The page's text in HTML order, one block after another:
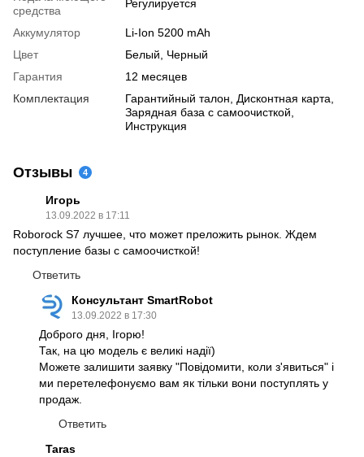
средства
Регулируется
Аккумулятор
Li-Ion 5200 mAh
Цвет
Белый, Черный
Гарантия
12 месяцев
Комплектация
Гарантийный талон, Дисконтная карта,
Зарядная база с самоочисткой,
Инструкция
Отзывы 4
Игорь
13.09.2022 в 17:11
Roborock S7 лучшее, что может преложить рынок. Ждем
поступление базы с самоочисткой!
Ответить
Консультант SmartRobot
13.09.2022 в 17:30
Доброго дня, Ігорю!
Так, на цю модель є великі надії)
Можете залишити заявку "Повідомити, коли з'явиться" і
ми перетелефонуємо вам як тільки вони поступлять у
продаж.
Ответить
Taras